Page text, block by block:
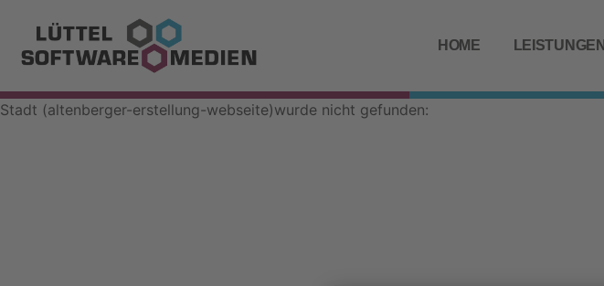
HOME LEISTUNGEN
Stadt (altenberger-erstellung-webseite)wurde nicht gefunden: